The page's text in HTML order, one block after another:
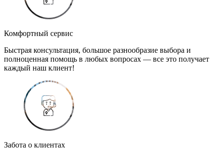
Комфортный сервис
Быстрая консультация, большое разнообразие выбора и
полноценная помощь в любых вопросах — все это получает
каждый наш клиент!
Забота о клиентах